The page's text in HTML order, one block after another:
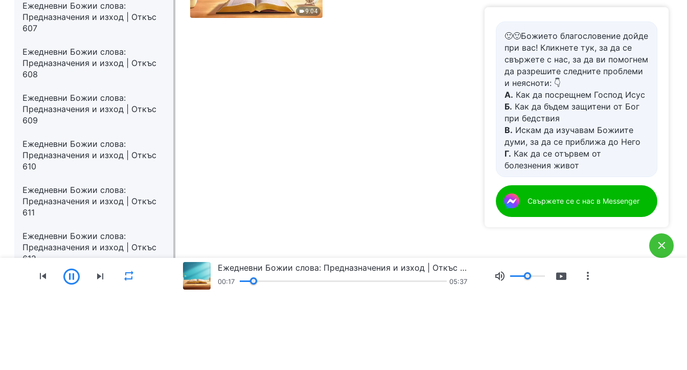
Ежедневни Божии слова:
Предназначения и изход | Откъс
607
Ежедневни Божии слова:
Предназначения и изход | Откъс
608
Ежедневни Божии слова:
Предназначения и изход | Откъс
609
Ежедневни Божии слова:
Предназначения и изход | Откъс
610
Ежедневни Божии слова:
Предназначения и изход | Откъс
611
Ежедневни Божии слова:
Предназначения и изход | Откъс
612
9:04
🙂🙂Божието благословение дойде
при вас! Кликнете тук, за да се
свържете с нас, за да ви помогнем
да разрешите следните проблеми
и неясноти: 👇
А. Как да посрещнем Господ Исус
Б. Как да бъдем защитени от Бог
при бедствия
В. Искам да изучавам Божиите
думи, за да се приближа до Него
Г. Как да се отървем от
болезнения живот
Свържете се с нас в Messenger
Ежедневни Божии слова: Предназначения и изход | Откъс 596
00:18 05:37